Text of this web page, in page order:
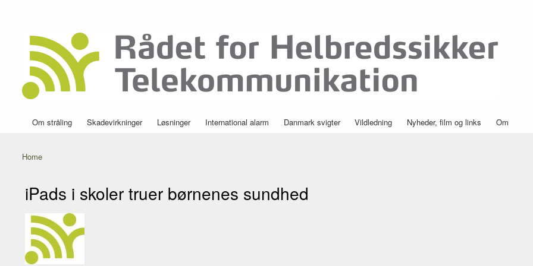
content
Rådet for
Helbredssikker
Telekommunikation
Danmarks
førende
portal om
mobilstråling
Main menu
Om stråling Skadevirkninger Løsninger International alarm Danmark svigter Vildledning Nyheder, film og links Om
You are here
Home
iPads i skoler truer børnenes sundhed